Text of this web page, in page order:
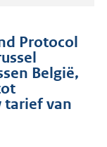
Protocol
België,
tarief van